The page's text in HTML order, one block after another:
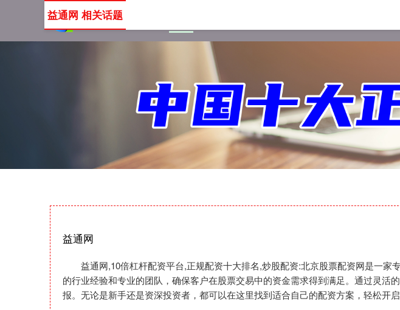
益通网
益通网,10倍杠杆配资平台,正规配资十大排名,炒股配资:北京股票配资网是一
的行业经验和专业的团队，确保客户在股票交易中的资金需求得到满足。通过灵
报。无论是新手还是资深投资者，都可以在这里找到适合自己的配资方案，轻松开启
益通网 相关话题